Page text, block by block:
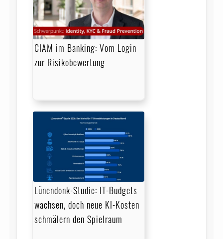
CIAM im Banking: Vom Login
zur Risikobewertung
Lünendonk-Studie: IT-Budgets
wachsen, doch neue KI-Kosten
schmälern den Spielraum